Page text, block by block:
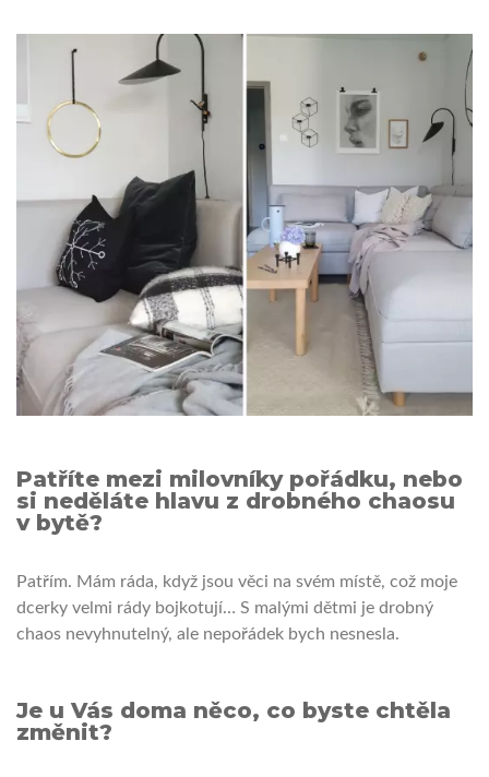
Patříte mezi milovníky pořádku, nebo
si neděláte hlavu z drobného chaosu
v bytě?
Patřím. Mám ráda, když jsou věci na svém místě, což moje
dcerky velmi rády bojkotují… S malými dětmi je drobný
chaos nevyhnutelný, ale nepořádek bych nesnesla.
Je u Vás doma něco, co byste chtěla
změnit?